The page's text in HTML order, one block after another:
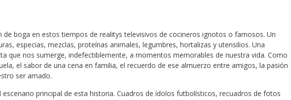
de boga en estos tiempos de realitys televisivos de cocineros ignotos o famosos. Un
especias, mezclas, proteínas animales, legumbres, hortalizas y utensilios. Una
que nos sumerge, indefectiblemente, a momentos memorables de nuestra vida. Como
el sabor de una cena en familia, el recuerdo de ese almuerzo entre amigos, la pasión
ser amado.
escenario principal de esta historia. Cuadros de ídolos futbolísticos, recuadros de fotos